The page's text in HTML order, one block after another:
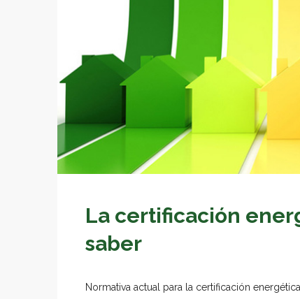
La certificación
saber
Normativa actual para la certificación